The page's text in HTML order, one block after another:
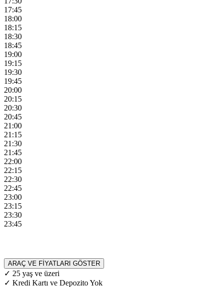
17:45
18:00
18:15
18:30
18:45
19:00
19:15
19:30
19:45
20:00
20:15
20:30
20:45
21:00
21:15
21:30
21:45
22:00
22:15
22:30
22:45
23:00
23:15
23:30
23:45
ARAÇ VE FİYATLARI GÖSTER
✓ 25 yaş ve üzeri
✓ Kredi Kartı ve Depozito Yok